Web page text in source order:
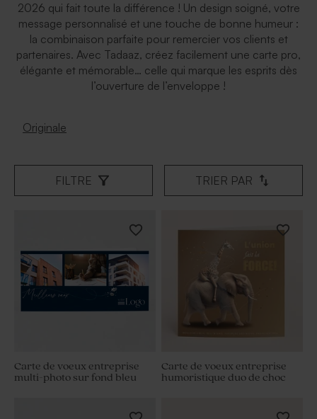
2026 qui fait toute la différence ! Un design soigné, votre
message personnalisé et une touche de bonne humeur :
la combinaison parfaite pour remercier vos clients et
partenaires. Avec Tadaaz, créez facilement une carte pro,
élégante et mémorable… celle qui marque les esprits dès
l’ouverture de l’enveloppe !
Originale
FILTRE TRIER PAR
Carte de voeux entreprise
multi-photo sur fond bleu
Carte de voeux entreprise
humoristique duo de choc